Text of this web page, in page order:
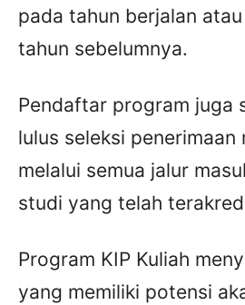
pada tahun berjalan
tahun sebelumnya.
Pendaftar program juga
lulus seleksi penerimaan
melalui semua jalur
studi yang telah
Program KIP Kuliah
yang memiliki potensi